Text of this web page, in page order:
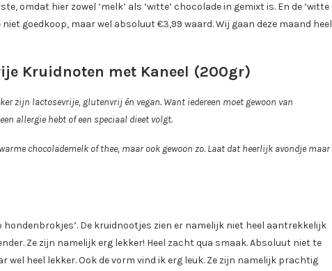
omdat hier zowel ‘melk’ als ‘witte’ chocolade in gemixt is. En de ‘witte
goedkoop, maar wel absoluut €3,99 waard. Wij gaan deze maand heel
Kruidnoten met Kaneel (200gr)
zijn lactosevrije, glutenvrij én vegan. Want iedereen moet gewoon van
allergie hebt of een speciaal dieet volgt.
chocolademelk of thee, maar ook gewoon zo. Laat dat heerlijk avondje maar
hondenbrokjes’. De kruidnootjes zien er namelijk niet heel aantrekkelijk
Ze zijn namelijk erg lekker! Heel zacht qua smaak. Absoluut niet te
wel heel lekker. Ook de vorm vind ik erg leuk. Ze zijn namelijk prachtig